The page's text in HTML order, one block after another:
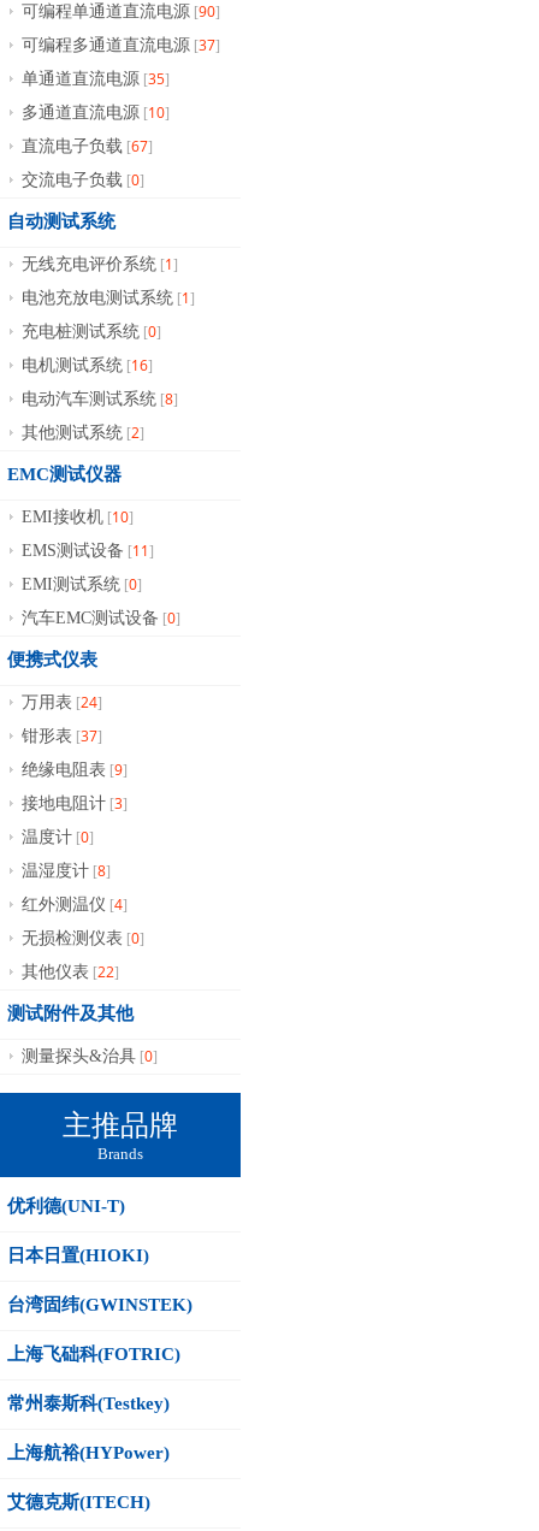
可编程单通道直流电源 [90]
可编程多通道直流电源 [37]
单通道直流电源 [35]
多通道直流电源 [10]
直流电子负载 [67]
交流电子负载 [0]
自动测试系统
无线充电评价系统 [1]
电池充放电测试系统 [1]
充电桩测试系统 [0]
电机测试系统 [16]
电动汽车测试系统 [8]
其他测试系统 [2]
EMC测试仪器
EMI接收机 [10]
EMS测试设备 [11]
EMI测试系统 [0]
汽车EMC测试设备 [0]
便携式仪表
万用表 [24]
钳形表 [37]
绝缘电阻表 [9]
接地电阻计 [3]
温度计 [0]
温湿度计 [8]
红外测温仪 [4]
无损检测仪表 [0]
其他仪表 [22]
测试附件及其他
测量探头&治具 [0]
主推品牌
Brands
优利德(UNI-T)
日本日置(HIOKI)
台湾固纬(GWINSTEK)
上海飞础科(FOTRIC)
常州泰斯科(Testkey)
上海航裕(HYPower)
艾德克斯(ITECH)